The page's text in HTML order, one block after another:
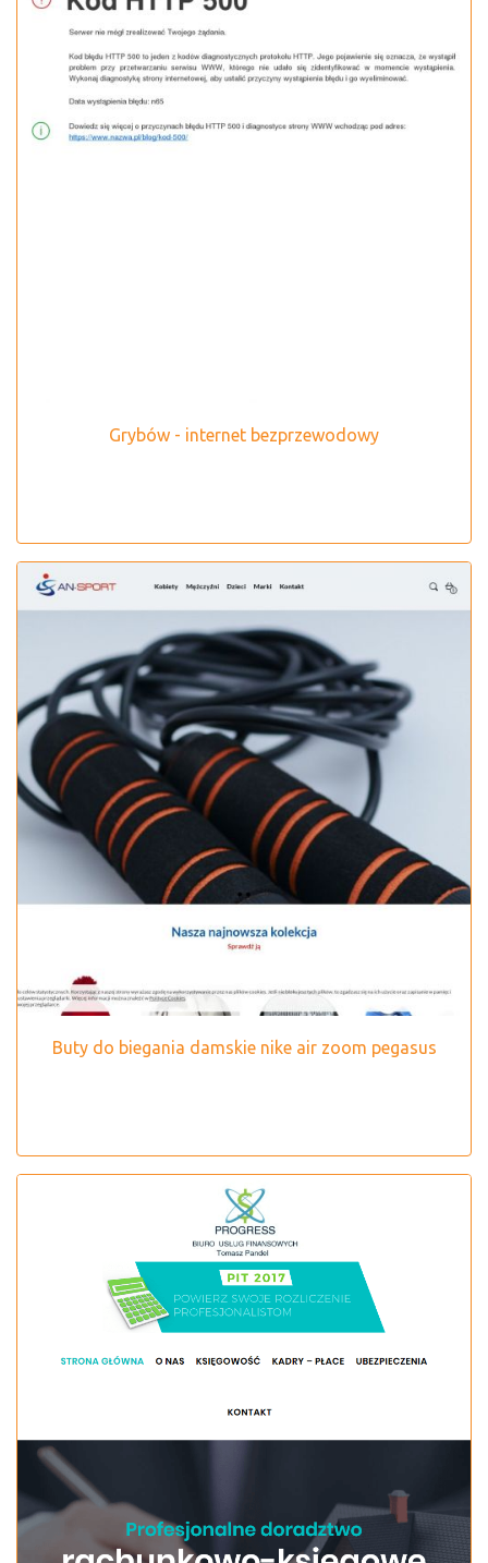
Grybów - internet bezprzewodowy
Buty do biegania damskie nike air zoom pegasus